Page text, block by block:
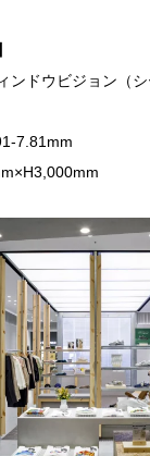
ンドウビジョン（
7.81mm